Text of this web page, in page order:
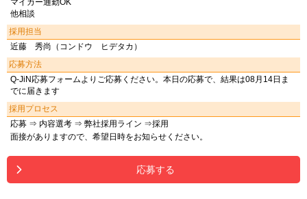
マイカー通勤OK
他相談
採用担当
近藤 秀尚（コンドウ ヒデタカ）
応募方法
Q-JiN応募フォームよりご応募ください。本日の応募で、結果は08月14日ま
でに届きます
採用プロセス
応募 ⇒ 内容選考 ⇒ 弊社採用ライン ⇒採用
面接がありますので、希望日時をお知らせください。
応募する